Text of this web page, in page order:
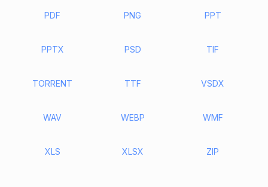
PDF PNG PPT
PPTX PSD TIF
TORRENT TTF VSDX
WAV WEBP WMF
XLS XLSX ZIP